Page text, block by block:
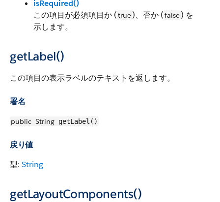
isRequired()
この項目が必須項目か (true)、否か (false) を
示します。
getLabel()
この項目の表示ラベルのテキストを返します。
署名
public String getLabel()
戻り値
型: String
getLayoutComponents()